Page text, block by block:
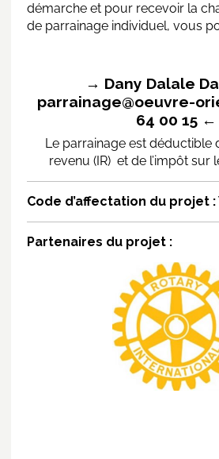
démarche et pour recevoir la
de parrainage individuel, vous
→ Dany Dalale
parrainage@oeuvre-
64 00 15 ←
Le parrainage est déductible
revenu (IR) et de l’impôt sur
Code d’affectation du projet :
Partenaires du projet :